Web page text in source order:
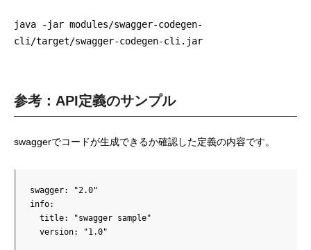
java -jar modules/swagger-codegen-
cli/target/swagger-codegen-cli.jar
参考：API定義のサンプル
swaggerでコードが生成できるか確認した定義の内容です。
swagger: "2.0"
info:
  title: "swagger sample"
  version: "1.0"